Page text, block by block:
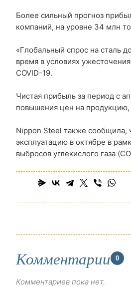
Более сильный прогноз
компаний, на уровне 34 млн
«Глобальный спрос на сталь
время в условиях
COVID-19.
Чистая прибыль за период с
повышения цен на продукцию,
Nippon Steel также сообщила,
эксплуатацию в октябре в
выбросов углекислого газа
Комментарии 0
Комментариев пока нет.